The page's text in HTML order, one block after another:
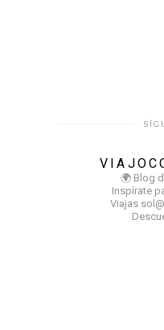
🌍 Blog
Inspírate
Viajas